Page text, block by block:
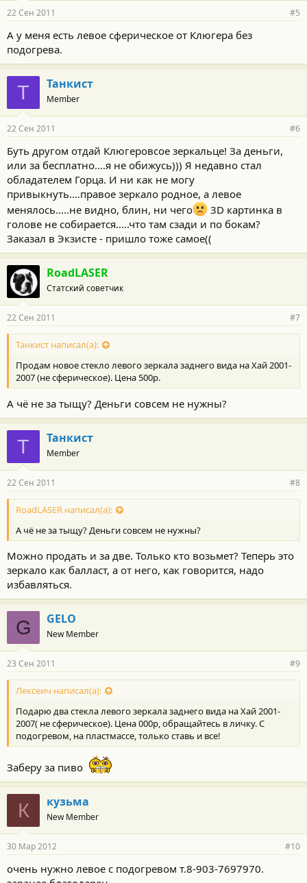
22 Сен 2011 #5
А у меня есть левое сферическое от Клюгера без
подогрева.
Т Танкист
Member
22 Сен 2011 #6
Буть другом отдай Клюгеровсое зеркальце! За деньги,
или за бесплатно....я не обижусь))) Я недавно стал
обладателем Горца. И ни как не могу
привыкнуть....правое зеркало родное, а левое
менялось.....не видно, блин, ни чего
3D картинка в
голове не собирается.....что там сзади и по бокам?
Заказал в Экзисте - пришло тоже самое((
RoadLASER
Статский советчик
22 Сен 2011 #7
Танкист написал(а):
Продам новое стекло левого зеркала заднего вида на Хай 2001-
2007 (не сферическое). Цена 500р.
А чё не за тыщу? Деньги совсем не нужны?
Т Танкист
Member
22 Сен 2011 #8
RoadLASER написал(а):
А чё не за тыщу? Деньги совсем не нужны?
Можно продать и за две. Только кто возьмет? Теперь это
зеркало как балласт, а от него, как говорится, надо
избавляться.
G GELO
New Member
23 Сен 2011 #9
Лексеич написал(а):
Подарю два стекла левого зеркала заднего вида на Хай 2001-
2007( не сферическое). Цена 000р, обращайтесь в личку. С
подогревом, на пластмассе, только ставь и все!
Заберу за пиво
К кузьма
New Member
30 Мар 2012 #10
очень нужно левое с подогревом т.8-903-7697970.